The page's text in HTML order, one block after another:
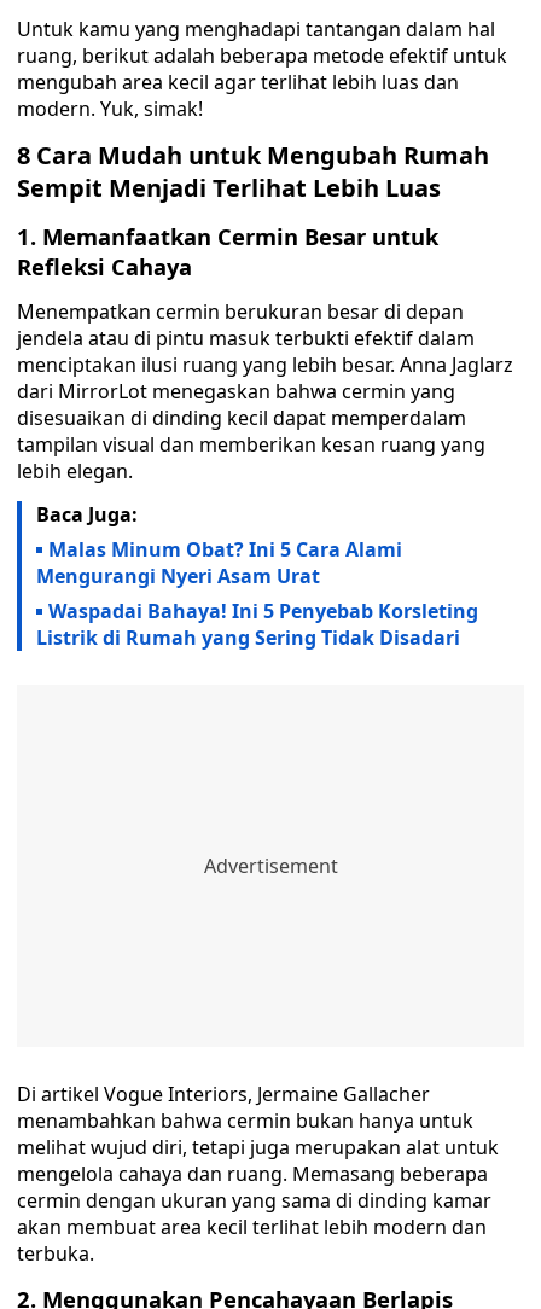
Untuk kamu yang menghadapi tantangan dalam hal
ruang, berikut adalah beberapa metode efektif untuk
mengubah area kecil agar terlihat lebih luas dan
modern. Yuk, simak!
8 Cara Mudah untuk Mengubah Rumah
Sempit Menjadi Terlihat Lebih Luas
1. Memanfaatkan Cermin Besar untuk
Refleksi Cahaya
Menempatkan cermin berukuran besar di depan
jendela atau di pintu masuk terbukti efektif dalam
menciptakan ilusi ruang yang lebih besar. Anna Jaglarz
dari MirrorLot menegaskan bahwa cermin yang
disesuaikan di dinding kecil dapat memperdalam
tampilan visual dan memberikan kesan ruang yang
lebih elegan.
Baca Juga:
Malas Minum Obat? Ini 5 Cara Alami
Mengurangi Nyeri Asam Urat
Waspadai Bahaya! Ini 5 Penyebab Korsleting
Listrik di Rumah yang Sering Tidak Disadari
Di artikel Vogue Interiors, Jermaine Gallacher
menambahkan bahwa cermin bukan hanya untuk
melihat wujud diri, tetapi juga merupakan alat untuk
mengelola cahaya dan ruang. Memasang beberapa
cermin dengan ukuran yang sama di dinding kamar
akan membuat area kecil terlihat lebih modern dan
terbuka.
2. Menggunakan Pencahayaan Berlapis